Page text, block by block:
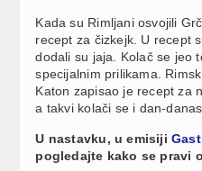
Kada su Rimljani osvojili
recept za čizkejk. U recept
dodali su jaja. Kolač se jeo
specijalnim prilikama.
Katon zapisao je recept za
a takvi kolači se i dan-
U nastavku, u emisiji
pogledajte kako se pravi